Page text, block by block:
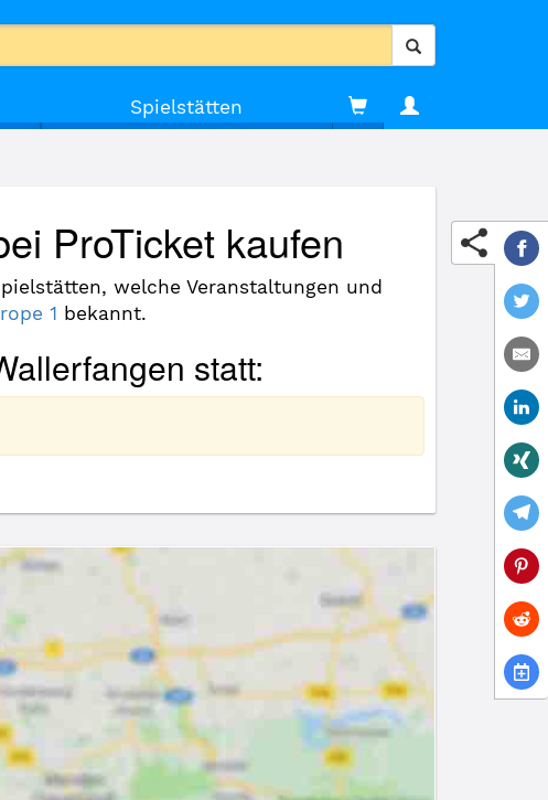
Spielstätten
ProTicket kaufen
welche Veranstaltungen und
1 bekannt.
statt: